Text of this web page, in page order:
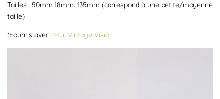
Tailles : 50mm-18mm. 135mm (correspond à une petite/moyenne
taille)
*Fournis avec l'étui Vintage Vision